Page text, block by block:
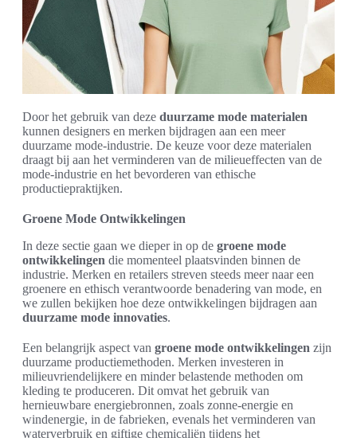
Door het gebruik van deze duurzame mode materialen
kunnen designers en merken bijdragen aan een meer
duurzame mode-industrie. De keuze voor deze materialen
draagt bij aan het verminderen van de milieueffecten van de
mode-industrie en het bevorderen van ethische
productiepraktijken.
Groene Mode Ontwikkelingen
In deze sectie gaan we dieper in op de groene mode
ontwikkelingen die momenteel plaatsvinden binnen de
industrie. Merken en retailers streven steeds meer naar een
groenere en ethisch verantwoorde benadering van mode, en
we zullen bekijken hoe deze ontwikkelingen bijdragen aan
duurzame mode innovaties.
Een belangrijk aspect van groene mode ontwikkelingen zijn
duurzame productiemethoden. Merken investeren in
milieuvriendelijkere en minder belastende methoden om
kleding te produceren. Dit omvat het gebruik van
hernieuwbare energiebronnen, zoals zonne-energie en
windenergie, in de fabrieken, evenals het verminderen van
waterverbruik en giftige chemicaliën tijdens het